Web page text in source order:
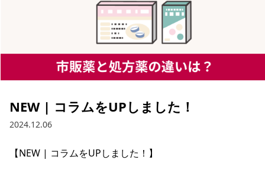
NEW | コラムをUPしました！
2024.12.06
【NEW | コラムをUPしました！】